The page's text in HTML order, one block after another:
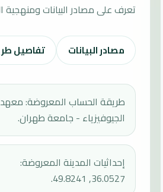
تعرف على مصادر البيانات ومنهجية
مصادر البيانات تفاصيل
طريقة الحساب المعروضة: معهد
الجيوفيزياء - جامعة طهران.
إحداثيات المدينة المعروضة:
36.0527, 49.8241.